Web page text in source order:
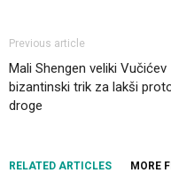
Previous article
Mali Shengen veliki Vučićev
bizantinski trik za lakši
droge
RELATED ARTICLES MORE